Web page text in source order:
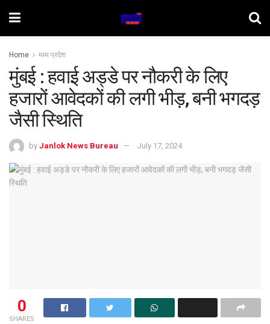
Home मध्य प्रदेश
मुंबई : हवाई अड्डे पर नौकरी के लिए
हजारों आवेदकों की लगी भीड़, बनी भगदड़
जैसी स्थिति
by Janlok News Bureau July 17, 2024
0
SHARES